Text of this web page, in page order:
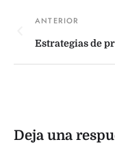
Estrategias de
Deja una